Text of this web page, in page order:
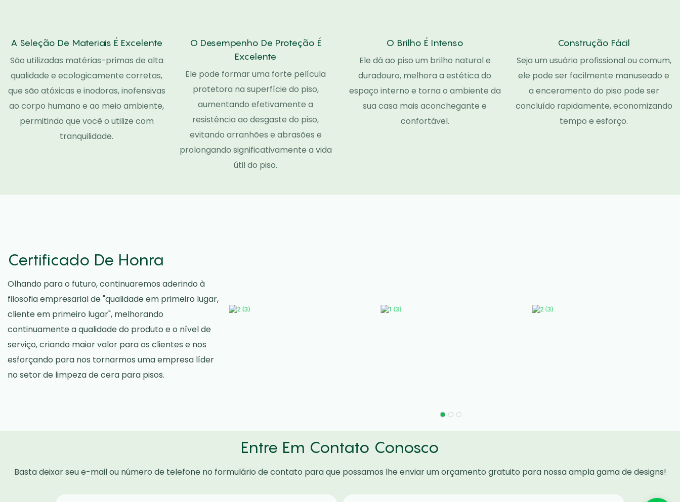
A Seleção De Materiais É Excelente
São utilizadas matérias-primas de alta
qualidade e ecologicamente corretas,
que são atóxicas e inodoras, inofensivas
ao corpo humano e ao meio ambiente,
permitindo que você o utilize com
tranquilidade.
O Desempenho De Proteção É
Excelente
Ele pode formar uma forte película
protetora na superfície do piso,
aumentando efetivamente a
resistência ao desgaste do piso,
evitando arranhões e abrasões e
prolongando significativamente a vida
útil do piso.
O Brilho É Intenso
Ele dá ao piso um brilho natural e
duradouro, melhora a estética do
espaço interno e torna o ambiente da
sua casa mais aconchegante e
confortável.
Construção Fácil
Seja um usuário profissional ou comum,
ele pode ser facilmente manuseado e
a enceramento do piso pode ser
concluído rapidamente, economizando
tempo e esforço.
Certificado De Honra
Olhando para o futuro, continuaremos aderindo à
filosofia empresarial de "qualidade em primeiro lugar,
cliente em primeiro lugar", melhorando
continuamente a qualidade do produto e o nível de
serviço, criando maior valor para os clientes e nos
esforçando para nos tornarmos uma empresa líder
no setor de limpeza de cera para pisos.
Entre Em Contato Conosco
Basta deixar seu e-mail ou número de telefone no formulário de contato para que possamos lhe enviar um orçamento gratuito para nossa ampla gama de designs!